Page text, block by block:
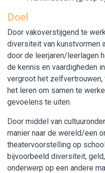
Doel
Door vakoverstijgend te
diversiteit van kunstvormen
door de leerjaren/leerlagen
de kennis en vaardigheden
vergroot het
het leren om samen te
gevoelens te uiten.
Door middel van
manier naar de wereld/een
theatervoorstelling op
bijvoorbeeld diversiteit,
onderwerp op een andere